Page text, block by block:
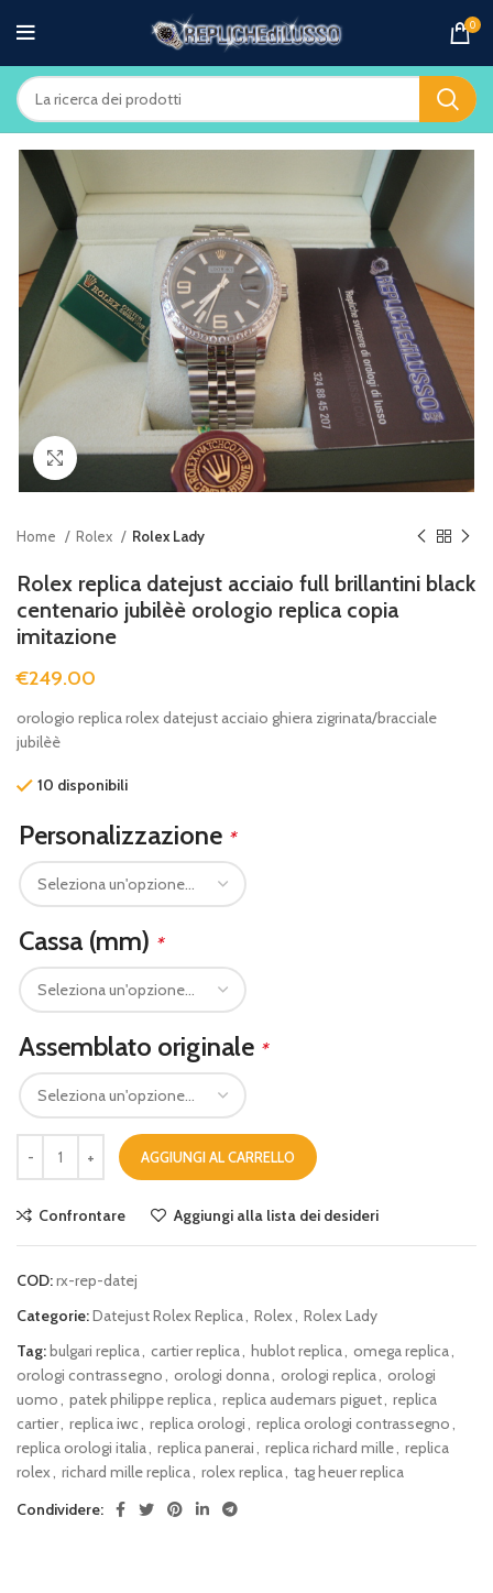
0
Clicca per ingrandire
Home Rolex Rolex Lady
Rolex replica datejust acciaio full brillantini black
centenario jubilèè orologio replica copia
imitazione
€249.00
orologio replica rolex datejust acciaio ghiera zigrinata/bracciale
jubilèè
10 disponibili
Personalizzazione *
Cassa (mm) *
Assemblato originale *
AGGIUNGI AL CARRELLO
Confrontare Aggiungi alla lista dei desideri
COD:rx-rep-datej
Categorie:Datejust Rolex Replica, Rolex, Rolex Lady
Tag:bulgari replica, cartier replica, hublot replica, omega replica,
orologi contrassegno, orologi donna, orologi replica, orologi
uomo, patek philippe replica, replica audemars piguet, replica
cartier, replica iwc, replica orologi, replica orologi contrassegno,
replica orologi italia, replica panerai, replica richard mille, replica
rolex, richard mille replica, rolex replica, tag heuer replica
Condividere: